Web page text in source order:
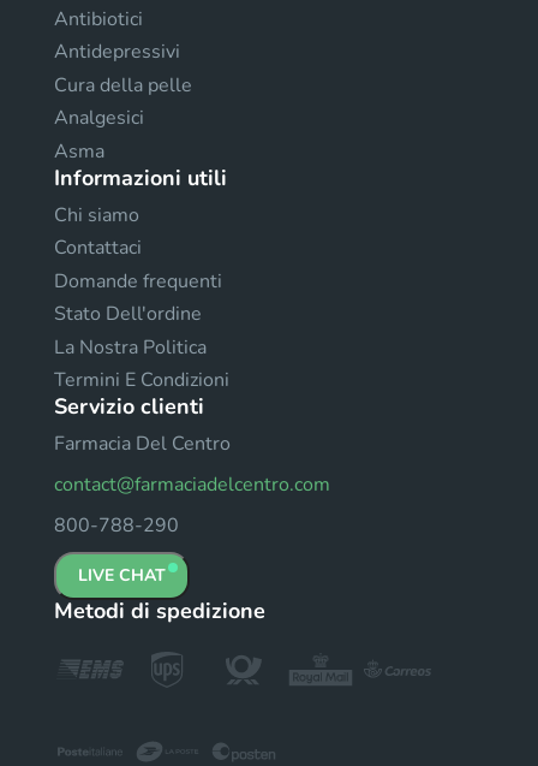
Antibiotici
Antidepressivi
Cura della pelle
Analgesici
Asma
Informazioni utili
Chi siamo
Contattaci
Domande frequenti
Stato Dell'ordine
La Nostra Politica
Termini E Condizioni
Servizio clienti
Farmacia Del Centro
contact@farmaciadelcentro.com
800-788-290
LIVE CHAT
Metodi di spedizione